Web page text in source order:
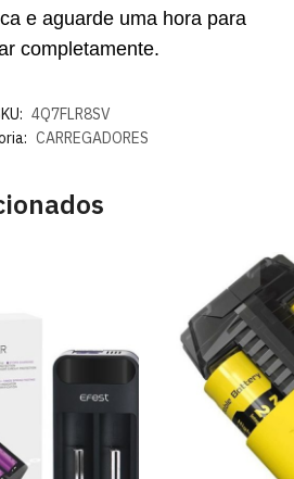
e aguarde uma hora para
completamente.
4Q7FLR8SV
CARREGADORES